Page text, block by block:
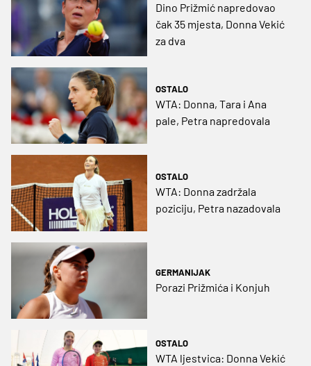
Dino Prižmić napredovao
čak 35 mjesta, Donna Vekić
za dva
OSTALO
WTA: Donna, Tara i Ana
pale, Petra napredovala
OSTALO
WTA: Donna zadržala
poziciju, Petra nazadovala
GERMANIJAK
Porazi Prižmića i Konjuh
OSTALO
WTA ljestvica: Donna Vekić